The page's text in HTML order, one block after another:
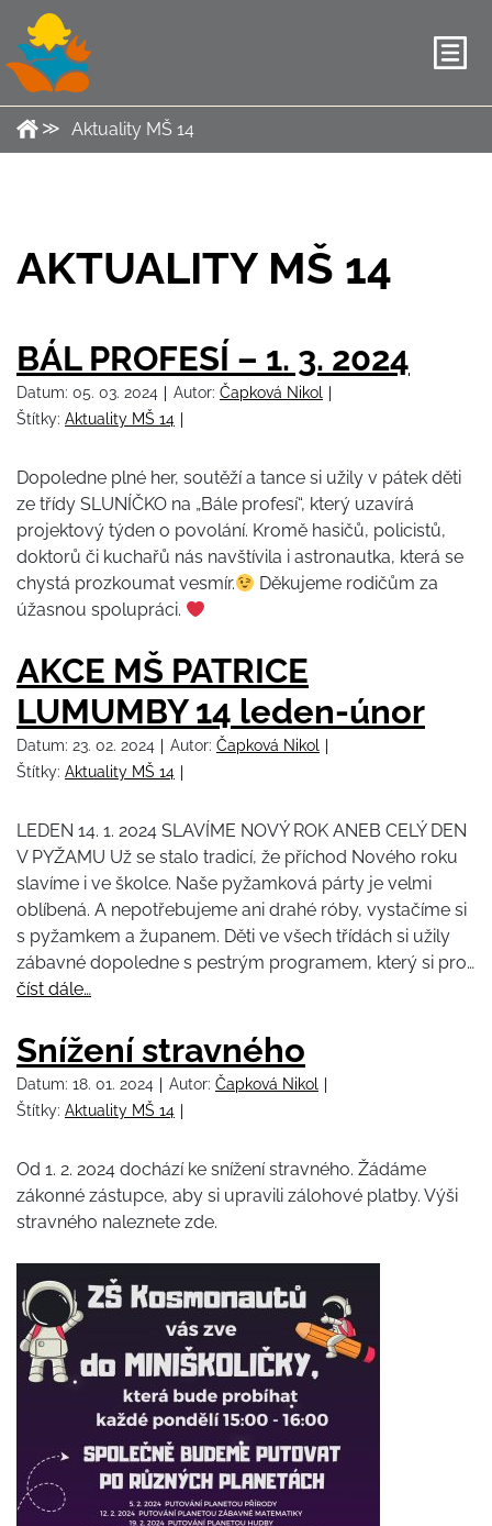
Aktuality MŠ 14
AKTUALITY MŠ 14
BÁL PROFESÍ – 1. 3. 2024
Datum: 05. 03. 2024 Autor: Čapková Nikol
Štítky: Aktuality MŠ 14
Dopoledne plné her, soutěží a tance si užily v pátek děti
ze třídy SLUNÍČKO na „Bále profesí“, který uzavírá
projektový týden o povolání. Kromě hasičů, policistů,
doktorů či kuchařů nás navštívila i astronautka, která se
chystá prozkoumat vesmír.
Děkujeme rodičům za
úžasnou spolupráci.
AKCE MŠ PATRICE
LUMUMBY 14 leden-únor
Datum: 23. 02. 2024 Autor: Čapková Nikol
Štítky: Aktuality MŠ 14
LEDEN 14. 1. 2024 SLAVÍME NOVÝ ROK ANEB CELÝ DEN
V PYŽAMU Už se stalo tradicí, že příchod Nového roku
slavíme i ve školce. Naše pyžamková párty je velmi
oblíbená. A nepotřebujeme ani drahé róby, vystačíme si
s pyžamkem a županem. Děti ve všech třídách si užily
zábavné dopoledne s pestrým programem, který si pro…
číst dále…
Snížení stravného
Datum: 18. 01. 2024 Autor: Čapková Nikol
Štítky: Aktuality MŠ 14
Od 1. 2. 2024 dochází ke snížení stravného. Žádáme
zákonné zástupce, aby si upravili zálohové platby. Výši
stravného naleznete zde.